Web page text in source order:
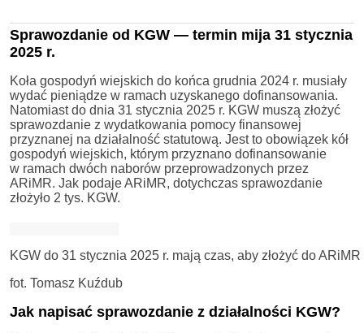
Sprawozdanie od KGW — termin mija 31 stycznia
2025 r.
Koła gospodyń wiejskich do końca grudnia 2024 r. musiały
wydać pieniądze w ramach uzyskanego dofinansowania.
Natomiast do dnia 31 stycznia 2025 r. KGW muszą złożyć
sprawozdanie z wydatkowania pomocy finansowej
przyznanej na działalność statutową. Jest to obowiązek kół
gospodyń wiejskich, którym przyznano dofinansowanie
w ramach dwóch naborów przeprowadzonych przez
ARiMR. Jak podaje ARiMR, dotychczas sprawozdanie
złożyło 2 tys. KGW.
KGW do 31 stycznia 2025 r. mają czas, aby złożyć do
fot. Tomasz Kuźdub
Jak napisać sprawozdanie z działalności KGW?